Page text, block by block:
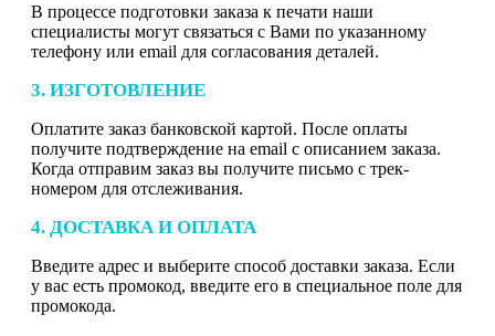
В процессе подготовки заказа к печати наши
специалисты могут связаться с Вами по указанному
телефону или email для согласования деталей.
3. ИЗГОТОВЛЕНИЕ
Оплатите заказ банковской картой. После оплаты
получите подтверждение на email с описанием заказа.
Когда отправим заказ вы получите письмо с трек-
номером для отслеживания.
4. ДОСТАВКА И ОПЛАТА
Введите адрес и выберите способ доставки заказа. Если
у вас есть промокод, введите его в специальное поле для
промокода.